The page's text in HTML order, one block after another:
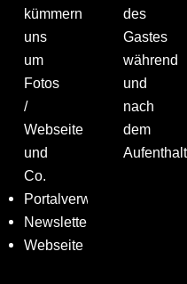
kümmern
uns
um
Fotos
/
Webseite
und
Co.
Portalverwaltung
Newsletter
Webseite
des
Gastes
während
und
nach
dem